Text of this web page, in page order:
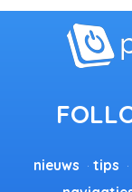
nieuws tips